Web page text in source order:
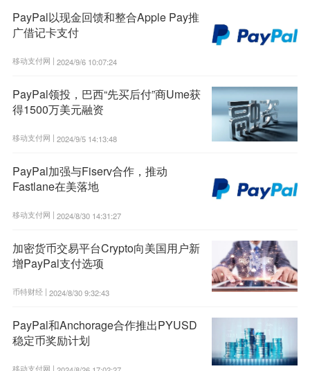
PayPal以现金回馈和整合Apple Pay推
广借记卡支付
移动支付网 | 2024/9/6 10:07:24
PayPal领投，巴西“先买后付”商Ume获
得1500万美元融资
移动支付网 | 2024/9/5 14:13:48
PayPal加强与Fiserv合作，推动
Fastlane在美落地
移动支付网 | 2024/8/30 14:31:27
加密货币交易平台Crypto向美国用户新
增PayPal支付选项
币特财经 | 2024/8/30 9:32:43
PayPal和Anchorage合作推出PYUSD
稳定币奖励计划
移动支付网 |